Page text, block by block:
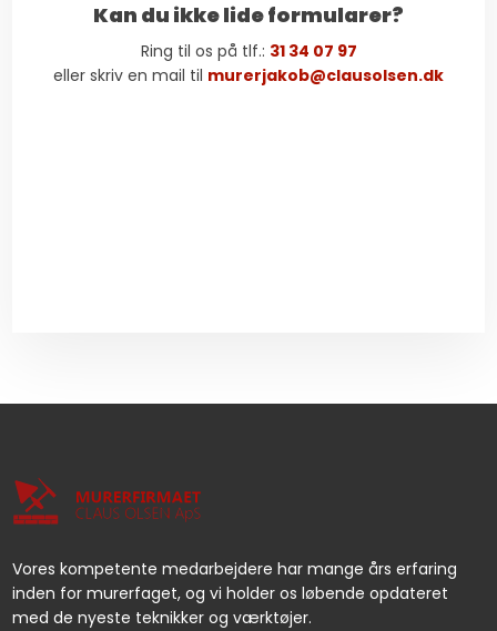
​Kan du ikke lide formularer?
Ring til os på tlf.: 31 34 07 97
​eller skriv en mail til murerjakob@clausolsen.dk
Vores kompetente medarbejdere har mange års erfaring
inden for murerfaget, og vi holder os løbende opdateret
med de nyeste teknikker og værktøjer.